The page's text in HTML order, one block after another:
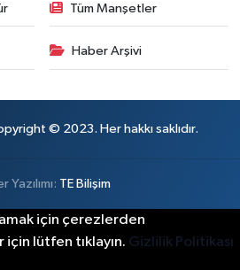
Tüm Manşetler
Haber Arşivi
© 2023. Her hakkı saklıdır.
Yazılımı: TE Bilişim
için çerezlerden
lütfen tıklayın. Gizlilik Politikası